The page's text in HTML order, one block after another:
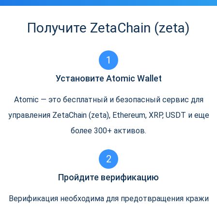
Получите ZetaChain (zeta)
1
Установите Atomic Wallet
Atomic — это бесплатный и безопасный сервис для
управления ZetaChain (zeta), Ethereum, XRP, USDT и еще
более 300+ активов.
2
Пройдите верификацию
Верификация необходима для предотвращения кражи